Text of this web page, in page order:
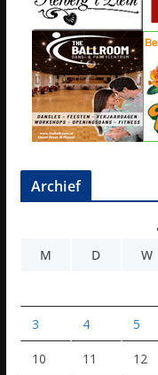
Archief
M
D W
3 4 5
10 11 12